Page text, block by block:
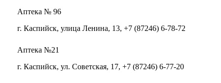
Аптека № 96
г. Каспийск, улица Ленина, 13, +7 (87246) 6-78-72
Аптека №21
г. Каспийск, ул. Советская, 17, +7 (87246) 6-77-20